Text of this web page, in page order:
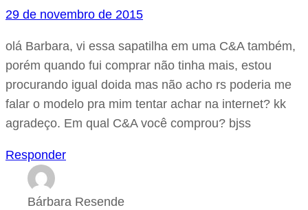
29 de novembro de 2015
olá Barbara, vi essa sapatilha em uma C&A também,
porém quando fui comprar não tinha mais, estou
procurando igual doida mas não acho rs poderia me
falar o modelo pra mim tentar achar na internet? kk
agradeço. Em qual C&A você comprou? bjss
Responder
Bárbara Resende